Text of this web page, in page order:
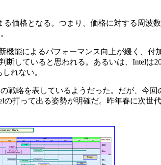
る価格となる。つまり、価格に対する周
能によるパフォーマンス向上が緩く、付
していると思われる。あるいは、Intelは
れない。
略を表しているようだった。だが、今
打って出る姿勢が明確だ。昨年春に次世